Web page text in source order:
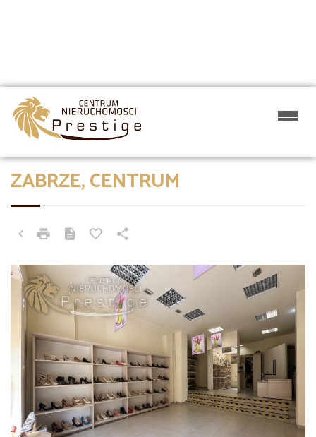
ZABRZE, CENTRUM